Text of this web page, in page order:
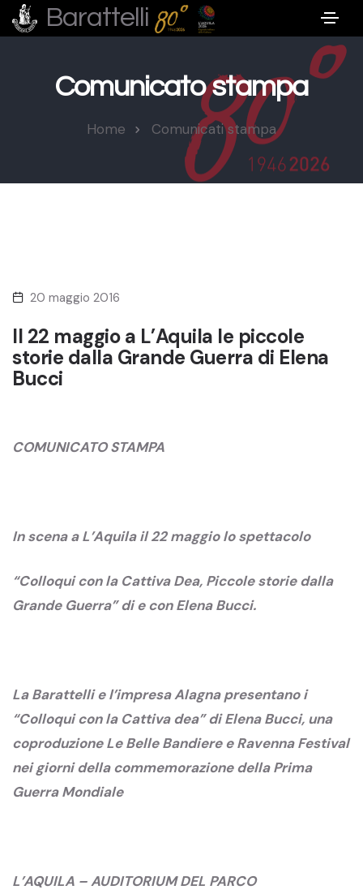
Barattelli
Comunicato stampa
Home Comunicati stampa
20 maggio 2016
Il 22 maggio a L’Aquila le piccole
storie dalla Grande Guerra di Elena
Bucci
COMUNICATO STAMPA
In scena a L’Aquila il 22 maggio lo spettacolo
“Colloqui con la Cattiva Dea, Piccole storie dalla
Grande Guerra” di e con Elena Bucci.
La Barattelli e l’impresa Alagna presentano i
“Colloqui con la Cattiva dea” di Elena Bucci, una
coproduzione Le Belle Bandiere e Ravenna Festival
nei giorni della commemorazione della Prima
Guerra Mondiale
L’AQUILA – AUDITORIUM DEL PARCO